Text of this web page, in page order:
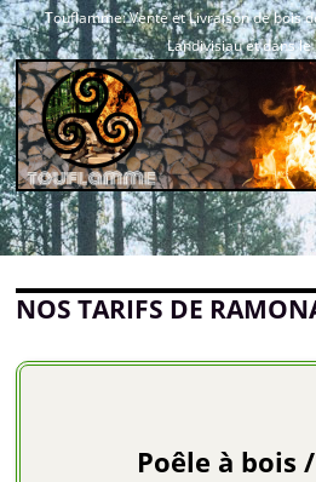
Touflamme: Vente et Livraison de bois
Landivisiau et dans le
NOS TARIFS DE
Poêle à bois